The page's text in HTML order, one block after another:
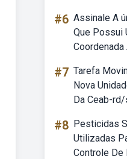
#6 Assinale A
Que Possui
#7 Tarefa
Nova
Da Ceab-
#8 Pesticidas
Utilizadas
Controle De